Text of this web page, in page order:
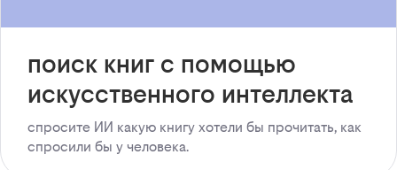
поиск книг с помощью
искусственного интеллекта
спросите ИИ какую книгу хотели бы прочитать, как
спросили бы у человека.